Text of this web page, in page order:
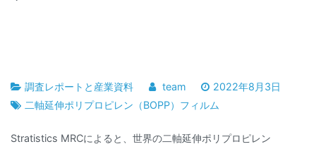
調査レポートと産業資料 team
2022年8月3日
二軸延伸ポリプロピレン（BOPP）フィルム
Stratistics MRCによると、世界の二軸延伸ポリプロピレン